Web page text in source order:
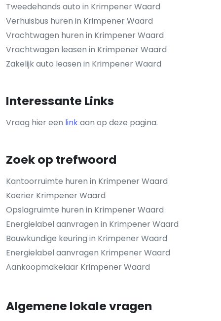
Tweedehands auto in Krimpener Waard
Verhuisbus huren in Krimpener Waard
Vrachtwagen huren in Krimpener Waard
Vrachtwagen leasen in Krimpener Waard
Zakelijk auto leasen in Krimpener Waard
Interessante Links
Vraag hier een linkaan op deze pagina.
Zoek op trefwoord
Kantoorruimte huren in Krimpener Waard
Koerier Krimpener Waard
Opslagruimte huren in Krimpener Waard
Energielabel aanvragen in Krimpener Waard
Bouwkundige keuring in Krimpener Waard
Energielabel aanvragen Krimpener Waard
Aankoopmakelaar Krimpener Waard
Algemene lokale vragen